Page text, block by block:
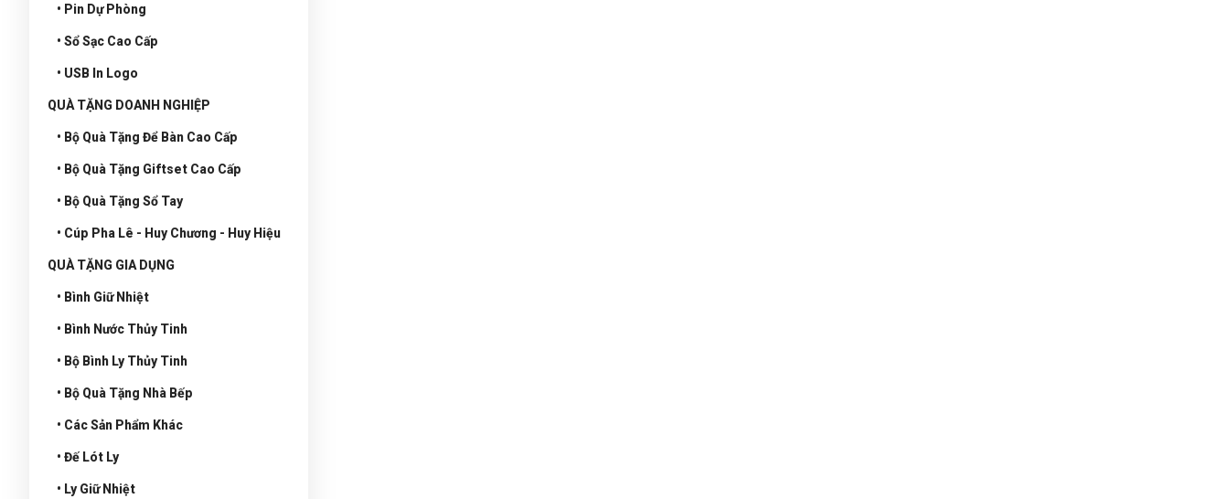
• Pin Dự Phòng
• Sổ Sạc Cao Cấp
• USB In Logo
QUÀ TẶNG DOANH NGHIỆP
• Bộ Quà Tặng Để Bàn Cao Cấp
• Bộ Quà Tặng Giftset Cao Cấp
• Bộ Quà Tặng Sổ Tay
• Cúp Pha Lê - Huy Chương - Huy Hiệu
QUÀ TẶNG GIA DỤNG
• Bình Giữ Nhiệt
• Bình Nước Thủy Tinh
• Bộ Bình Ly Thủy Tinh
• Bộ Quà Tặng Nhà Bếp
• Các Sản Phẩm Khác
• Đế Lót Ly
• Ly Giữ Nhiệt